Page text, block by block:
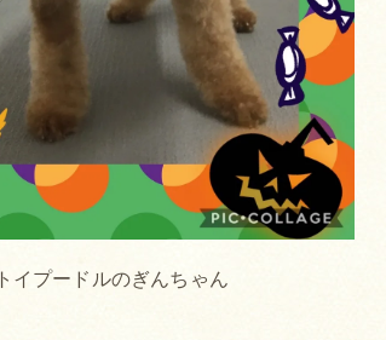
トイプードルのぎんちゃん